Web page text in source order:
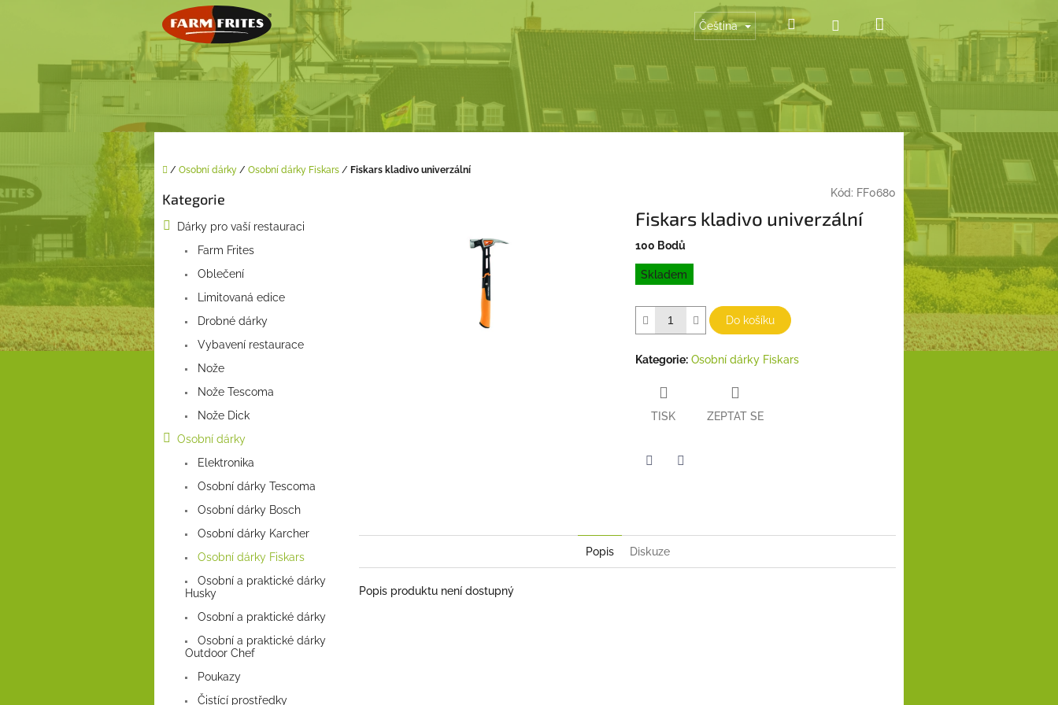
Čeština Hledat PřihlášeníNákupní
košík
Domů
/ Osobní dárky / Osobní dárky Fiskars / Fiskars kladivo univerzální
P
s
t
r
n
p
Přeskočit
Kategorie
Dárky pro vaší restauraci
Farm Frites
Oblečení
Limitovaná edice
Drobné dárky
Vybavení restaurace
Nože
Nože Tescoma
Nože Dick
Osobní dárky
Elektronika
Osobní dárky Tescoma
Osobní dárky Bosch
Osobní dárky Karcher
Osobní dárky Fiskars
Osobní a praktické dárky
Husky
Osobní a praktické dárky
Osobní a praktické dárky
Outdoor Chef
Poukazy
Čistící prostředky
Kód: FF0680
Fiskars kladivo univerzální
100 Bodů
Měrná
cena:
Skladem
Do košíku
Kategorie: Osobní dárky Fiskars
TISK ZEPTAT SE
Popis Diskuze
Popis produktu není dostupný